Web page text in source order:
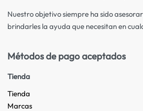
Nuestro objetivo siempre ha sido
brindarles la ayuda que necesitan en
Métodos de pago aceptados
Tienda
Tienda
Marcas